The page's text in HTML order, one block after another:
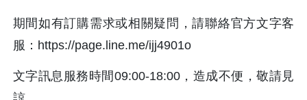
期間如有訂購需求或相關疑問，請聯絡官方文字客
服：https://page.line.me/ijj4901o
文字訊息服務時間09:00-18:00，造成不便，敬請見